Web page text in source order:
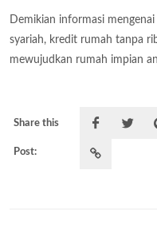
Demikian informasi
syariah, kredit rumah tanpa
mewujudkan rumah impian
Share this
Post: